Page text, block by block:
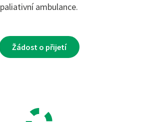
paliativní ambulance.
Žádost o přijetí